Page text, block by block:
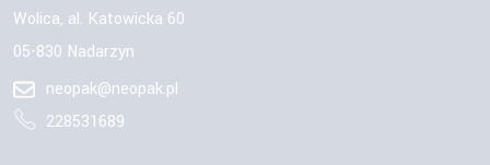
Wolica, al. Katowicka 60
05-830 Nadarzyn
neopak@neopak.pl
228531689